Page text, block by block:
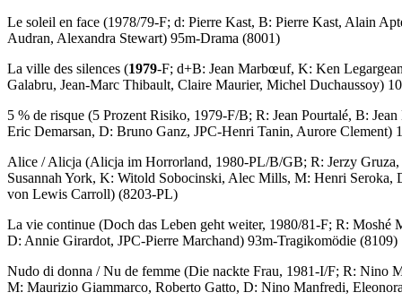
Le soleil en face (1978/79-F; d: Pierre Kast, B: Pierre Kast, Alain
Audran, Alexandra Stewart) 95m-Drama (8001)
La ville des silences (1979-F; d+B: Jean Marbœuf, K: Ken
Galabru, Jean-Marc Thibault, Claire Maurier, Michel Duchaussoy)
5 % de risque (5 Prozent Risiko, 1979-F/B; R: Jean Pourtalé, B:
Eric Demarsan, D: Bruno Ganz, JPC-Henri Tanin, Aurore Clement)
Alice /Alicja (Alicja im Horrorland, 1980-PL/B/GB; R: Jerzy Gruza,
Susannah York, K: Witold Sobocinski, Alec Mills, M: Henri
von Lewis Carroll) (8203-PL)
La vie continue (Doch das Leben geht weiter, 1980/81-F; R:
D: Annie Girardot, JPC-Pierre Marchand) 93m-Tragikomödie (8109)
Nudo di donna /Nu de femme (Die nackte Frau, 1981-I/F; R: Nino
M: Maurizio Giammarco, Roberto Gatto, D: Nino Manfredi,